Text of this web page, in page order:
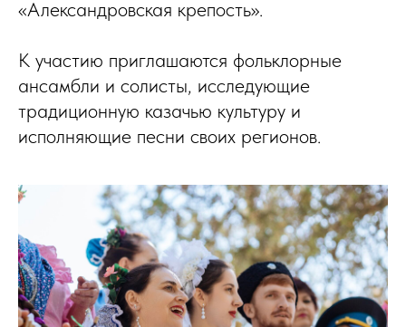
«Александровская крепость».
К участию приглашаются фольклорные
ансамбли и солисты, исследующие
традиционную казачью культуру и
исполняющие песни своих регионов.